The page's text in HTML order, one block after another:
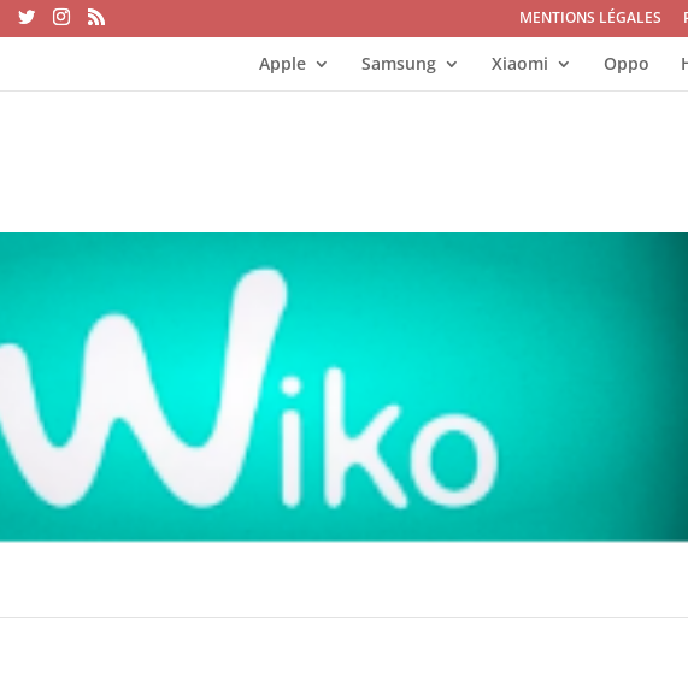
MENTIONS LÉGALES
Apple Samsung Xiaomi Oppo